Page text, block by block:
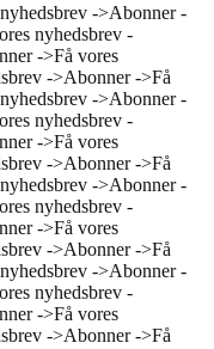
->Abonner -
nyhedsbrev -
->Få vores
->Abonner ->Få
->Abonner -
nyhedsbrev -
->Få vores
->Abonner ->Få
->Abonner -
nyhedsbrev -
->Få vores
->Abonner ->Få
->Abonner -
nyhedsbrev -
->Få vores
->Abonner ->Få